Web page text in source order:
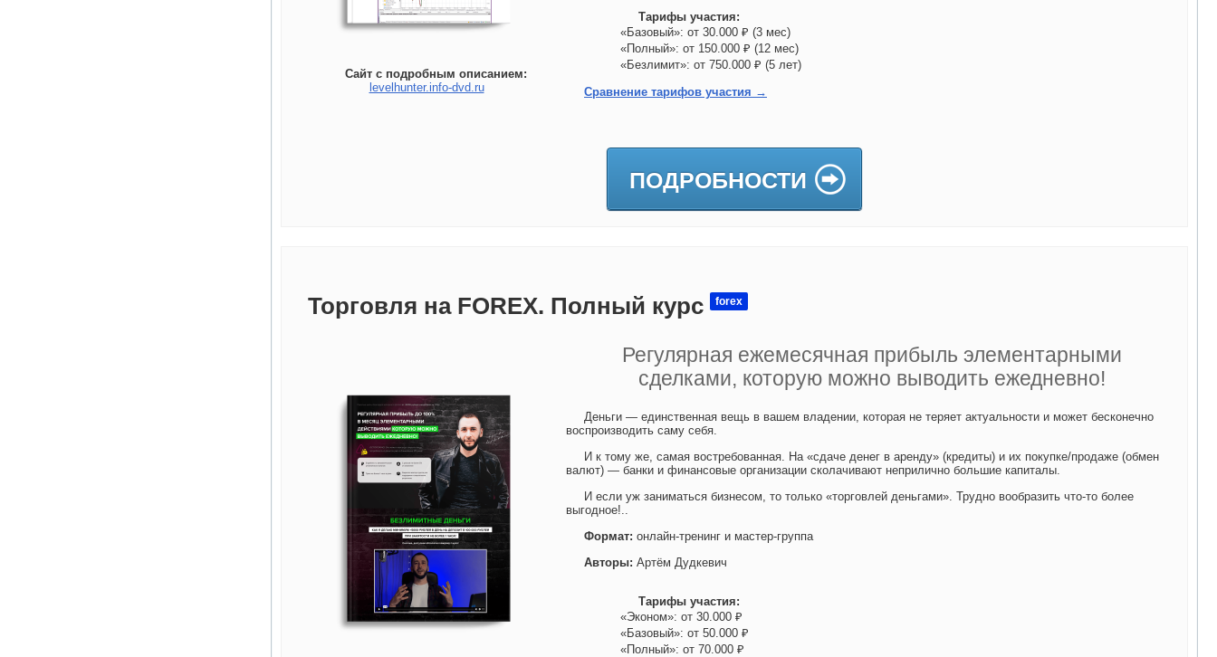
Сайт с подробным описанием:
levelhunter.info-dvd.ru
Тарифы участия:
«Базовый»: от 30.000 ₽ (3 мес)
«Полный»: от 150.000 ₽ (12 мес)
«Безлимит»: от 750.000 ₽ (5 лет)
Сравнение тарифов участия →
ПОДРОБНОСТИ
Торговля на FOREX. Полный курс forex
Регулярная ежемесячная прибыль элементарными
сделками, которую можно выводить ежедневно!
Деньги — единственная вещь в вашем владении, которая не теряет актуальности и может бесконечно
воспроизводить саму себя.
И к тому же, самая востребованная. На «сдаче денег в аренду» (кредиты) и их покупке/продаже (обмен
валют) — банки и финансовые организации сколачивают неприлично большие капиталы.
И если уж заниматься бизнесом, то только «торговлей деньгами». Трудно вообразить что-то более
выгодное!..
Формат: онлайн-тренинг и мастер-группа
Авторы: Артём Дудкевич
Тарифы участия:
«Эконом»: от 30.000 ₽
«Базовый»: от 50.000 ₽
«Полный»: от 70.000 ₽